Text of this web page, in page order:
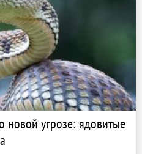
угрозе: ядовитые